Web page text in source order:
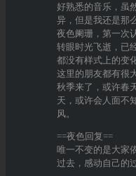
好熟悉的音乐，虽
异，但是我还是那
夜色阑珊，第一次
转眼时光飞逝，已
都没有样式上的变
这里的朋友都有很
秋季来了，或许春
天，或许会人面不
风。
==夜色回复==
唯一不变的是大家
过去，感动自己的